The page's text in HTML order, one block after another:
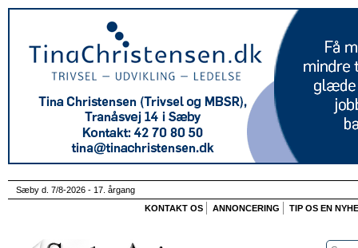
Sæby d. 7/8-2026 - 17. årgang
KONTAKT OS
ANNONCERING TIP OS EN